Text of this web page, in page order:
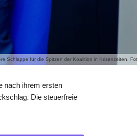
Schlappe für die Spitzen der Koalition in Krisenzeiten.
nach ihrem ersten
Die steuerfreie